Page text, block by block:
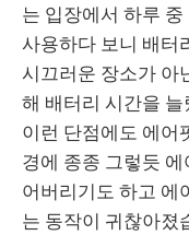
는 입장에서 하루
사용하다 보니 배터
시끄러운 장소가 아
해 배터리 시간을
이런 단점에도 에어
경에 종종 그렇듯
어버리기도 하고 에
는 동작이 귀찮아졌